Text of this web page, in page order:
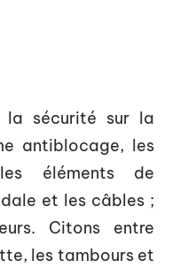
la sécurité sur la
antiblocage, les
éléments de
et les câbles ;
Citons entre
les tambours et